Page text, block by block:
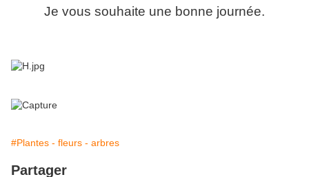
Je vous souhaite une bonne journée.
#Plantes - fleurs - arbres
Partager